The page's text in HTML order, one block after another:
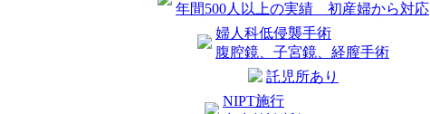
年間500人以上の実績 初産婦から対応
婦人科低侵襲手術
腹腔鏡、子宮鏡、経膣手術
託児所あり
NIPT施行